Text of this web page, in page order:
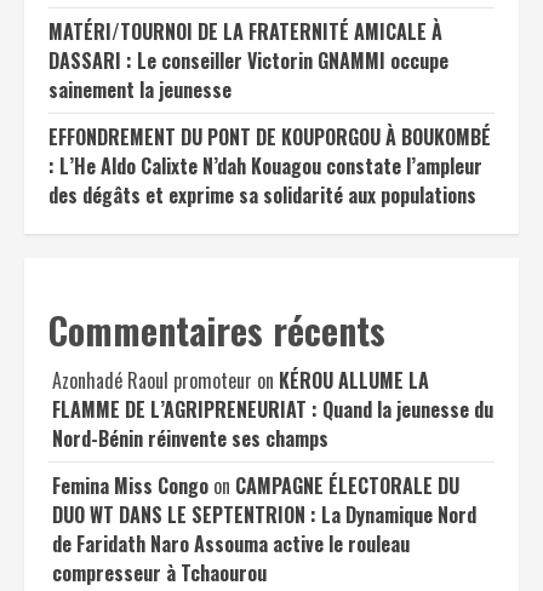
MATÉRI/TOURNOI DE LA FRATERNITÉ AMICALE À
DASSARI : Le conseiller Victorin GNAMMI occupe
sainement la jeunesse
EFFONDREMENT DU PONT DE KOUPORGOU À BOUKOMBÉ
: L’He Aldo Calixte N’dah Kouagou constate l’ampleur
des dégâts et exprime sa solidarité aux populations
Commentaires récents
Azonhadé Raoul promoteur on KÉROU ALLUME LA
FLAMME DE L’AGRIPRENEURIAT : Quand la jeunesse du
Nord-Bénin réinvente ses champs
Femina Miss Congo on CAMPAGNE ÉLECTORALE DU
DUO WT DANS LE SEPTENTRION : La Dynamique Nord
de Faridath Naro Assouma active le rouleau
compresseur à Tchaourou